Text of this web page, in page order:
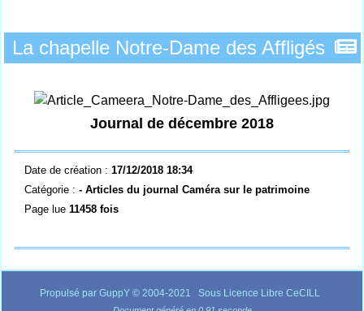
La chapelle Notre-Dame des Affligés
Journal de décembre 2018
Date de création : 17/12/2018 18:34
Catégorie : - Articles du journal Caméra sur le patrimoine
Page lue 11458 fois
Propulsé par GuppY © 2004-2021 Sous Licence Libre CeCILL